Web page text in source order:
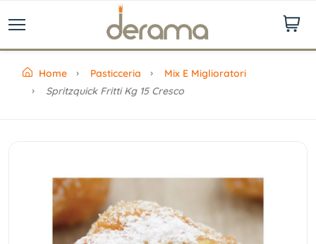
Home Pasticceria
Mix E Miglioratori
Spritzquick Fritti Kg 15 Cresco